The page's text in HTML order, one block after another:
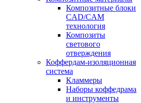
Композитные блоки
CAD/СAM
технология
Композиты
светового
отверждения
Коффердам-изоляционная
система
Кламмеры
Наборы коффедрама
и инструменты